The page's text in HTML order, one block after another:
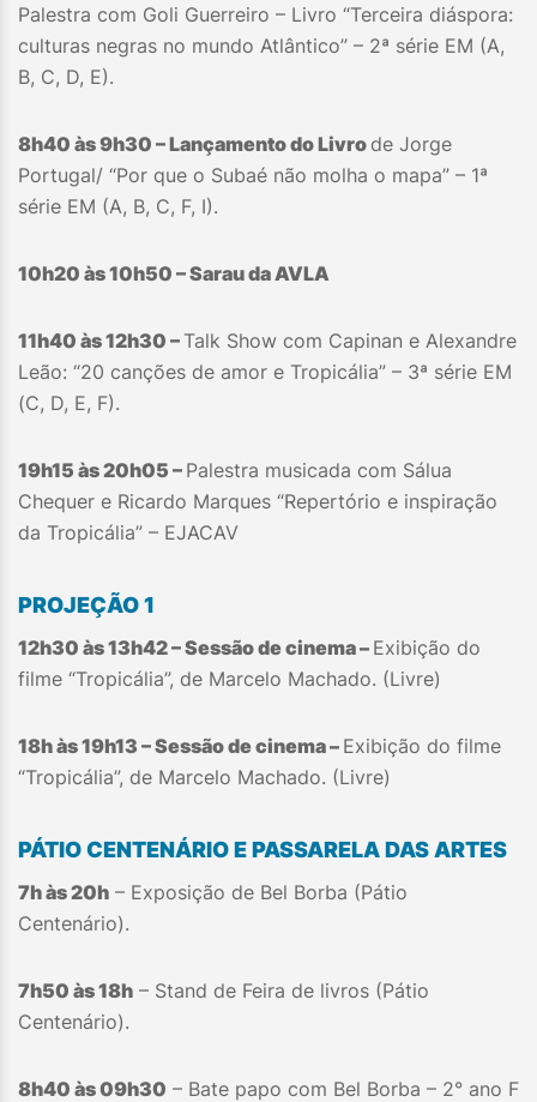
Palestra com Goli Guerreiro – Livro “Terceira diáspora:
culturas negras no mundo Atlântico” – 2ª série EM (A,
B, C, D, E).
8h40 às 9h30 – Lançamento do Livrode Jorge
Portugal/ “Por que o Subaé não molha o mapa” – 1ª
série EM (A, B, C, F, I).
10h20 às 10h50 – Sarau da AVLA
11h40 às 12h30 – Talk Show com Capinan e Alexandre
Leão: “20 canções de amor e Tropicália” – 3ª série EM
(C, D, E, F).
19h15 às 20h05 – Palestra musicada com Sálua
Chequer e Ricardo Marques “Repertório e inspiração
da Tropicália” – EJACAV
PROJEÇÃO 1
12h30 às 13h42 – Sessão de cinema – Exibição do
filme “Tropicália”, de Marcelo Machado. (Livre)
18h às 19h13 – Sessão de cinema – Exibição do filme
“Tropicália”, de Marcelo Machado. (Livre)
PÁTIO CENTENÁRIO E PASSARELA DAS ARTES
7h às 20h – Exposição de Bel Borba (Pátio
Centenário).
7h50 às 18h – Stand de Feira de livros (Pátio
Centenário).
8h40 às 09h30 – Bate papo com Bel Borba – 2° ano F